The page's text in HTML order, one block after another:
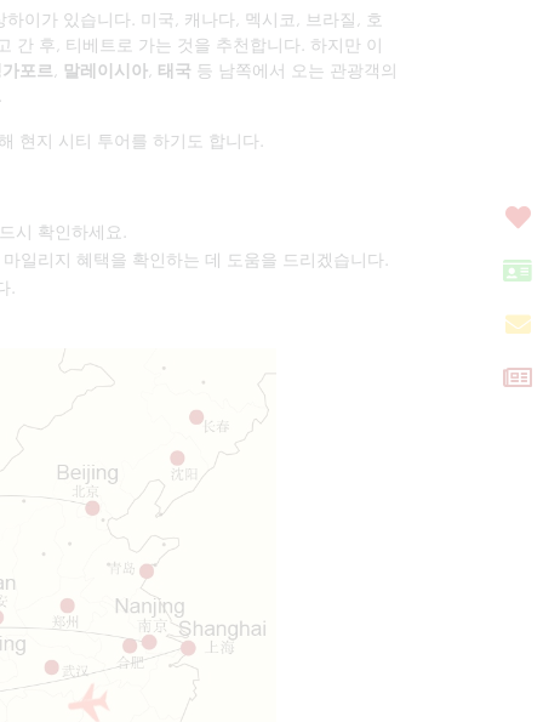
이가 있습니다. 미국, 캐나다, 멕시코, 브라질, 호
간 후, 티베트로 가는 것을 추천합니다. 하지만 이
포르 , 말레이시아, 태국 등 남쪽에서 오는 관광객의
현지 시티 투어를 하기도 합니다.
시 확인하세요.
일리지 혜택을 확인하는 데 도움을 드리겠습니다.
.